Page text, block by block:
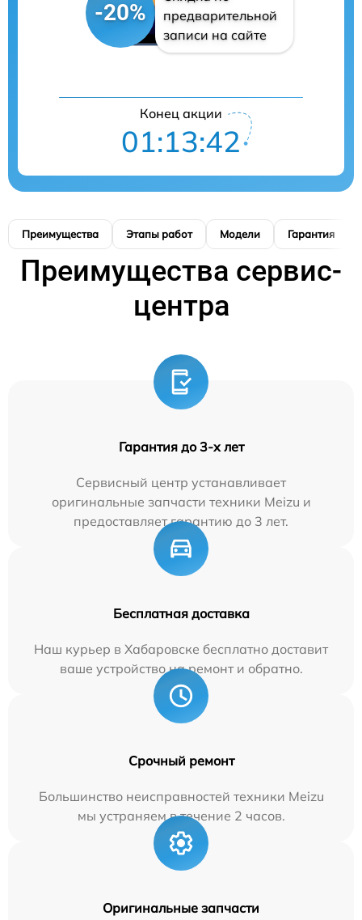
-20%
предварительной
записи на сайте
Конец акции
01:13:41
Преимущества Этапы работ Модели Гарантия
Преимущества сервис-
центра
Гарантия до 3-х лет
Сервисный центр устанавливает
оригинальные запчасти техники Meizu и
предоставляет гарантию до 3 лет.
Бесплатная доставка
Наш курьер в Хабаровске бесплатно доставит
ваше устройство на ремонт и обратно.
Срочный ремонт
Большинство неисправностей техники Meizu
мы устраняем в течение 2 часов.
Оригинальные запчасти